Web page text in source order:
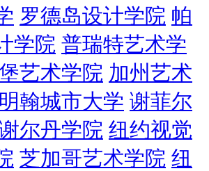
罗德岛设计学院 帕
学院 普瑞特艺术学
艺术学院 加州艺术
翰城市大学 谢菲尔
尔丹学院 纽约视觉
芝加哥艺术学院 纽